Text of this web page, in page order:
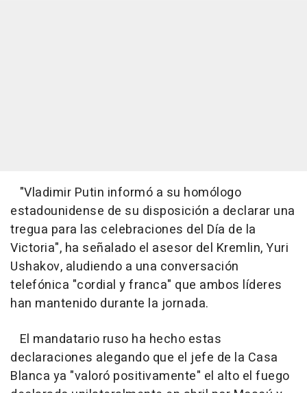
"Vladimir Putin informó a su homólogo
estadounidense de su disposición a declarar una
tregua para las celebraciones del Día de la
Victoria", ha señalado el asesor del Kremlin, Yuri
Ushakov, aludiendo a una conversación
telefónica "cordial y franca" que ambos líderes
han mantenido durante la jornada.
El mandatario ruso ha hecho estas
declaraciones alegando que el jefe de la Casa
Blanca ya "valoró positivamente" el alto el fuego